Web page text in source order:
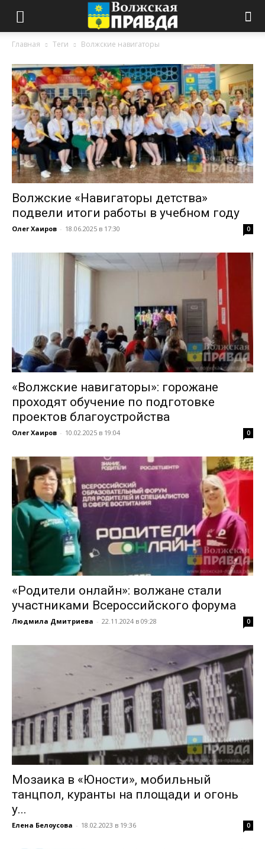
Главная Теги Волжские навигаторы
Волжские «Навигаторы детства»
подвели итоги работы в учебном году
Олег Хаиров - 18.06.2025 в 17:30 0
«Волжские навигаторы»: горожане
проходят обучение по подготовке
проектов благоустройства
Олег Хаиров - 10.02.2025 в 19:04 0
«Родители онлайн»: волжане стали
участниками Всероссийского форума
Людмила Дмитриева - 22.11.2024 в 09:28 0
Мозаика в «Юности», мобильный
танцпол, куранты на площади и огонь
у...
Елена Белоусова - 18.02.2023 в 19:36 0